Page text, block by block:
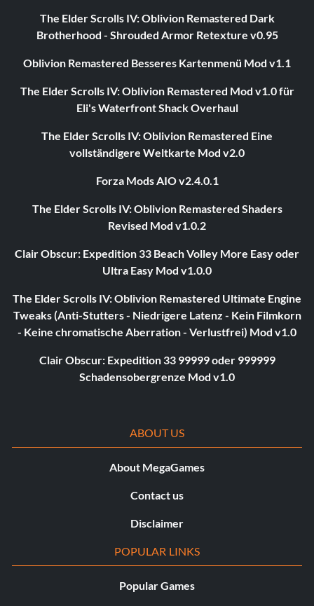
The Elder Scrolls IV: Oblivion Remastered Dark
Brotherhood - Shrouded Armor Retexture v0.95
Oblivion Remastered Besseres Kartenmenü Mod v1.1
The Elder Scrolls IV: Oblivion Remastered Mod v1.0 für
Eli's Waterfront Shack Overhaul
The Elder Scrolls IV: Oblivion Remastered Eine
vollständigere Weltkarte Mod v2.0
Forza Mods AIO v2.4.0.1
The Elder Scrolls IV: Oblivion Remastered Shaders
Revised Mod v1.0.2
Clair Obscur: Expedition 33 Beach Volley More Easy oder
Ultra Easy Mod v1.0.0
The Elder Scrolls IV: Oblivion Remastered Ultimate Engine
Tweaks (Anti-Stutters - Niedrigere Latenz - Kein Filmkorn
- Keine chromatische Aberration - Verlustfrei) Mod v1.0
Clair Obscur: Expedition 33 99999 oder 999999
Schadensobergrenze Mod v1.0
ABOUT US
About MegaGames
Contact us
Disclaimer
POPULAR LINKS
Popular Games